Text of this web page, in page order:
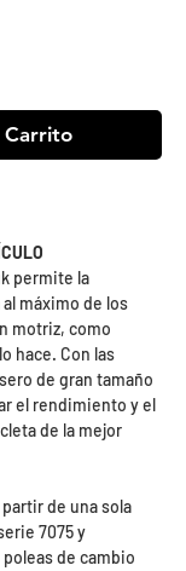
Carrito
permite la
máximo de los
motriz, como
hace. Con las
de gran tamaño
el rendimiento y el
de la mejor
partir de una sola
7075 y
de cambio